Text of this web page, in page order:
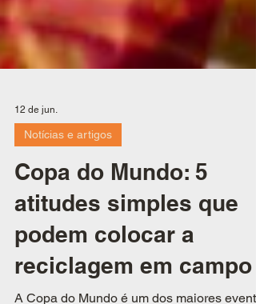
12 de jun.
Notícias e artigos
Copa do Mundo: 5
atitudes simples que
podem colocar a